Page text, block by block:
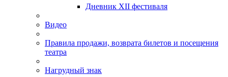
Дневник XII фестиваля
Видео
Правила продажи, возврата билетов и посещения
театра
Нагрудный знак